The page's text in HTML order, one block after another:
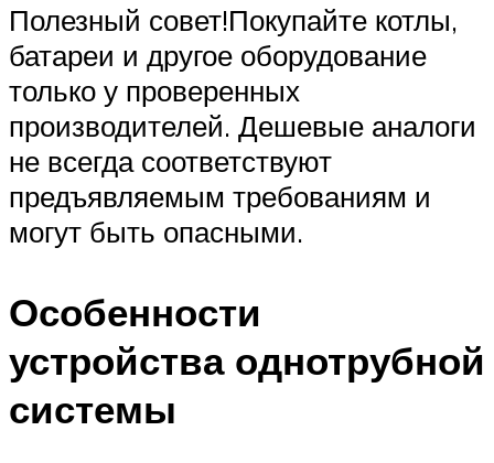
Полезный совет!Покупайте котлы,
батареи и другое оборудование
только у проверенных
производителей. Дешевые аналоги
не всегда соответствуют
предъявляемым требованиям и
могут быть опасными.
Особенности
устройства однотрубной
системы